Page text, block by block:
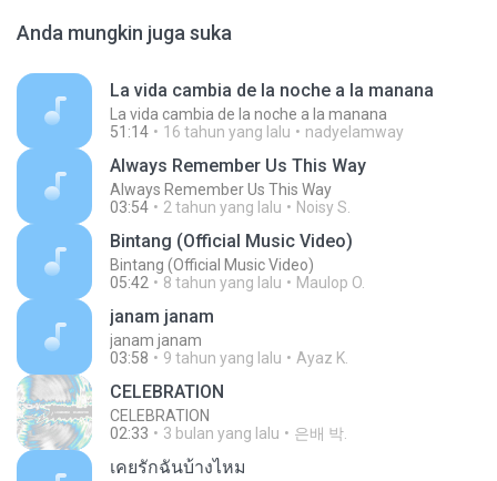
Anda mungkin juga suka
La vida cambia de la noche a la manana
La vida cambia de la noche a la manana
51:14
16 tahun yang lalu nadyelamway
Always Remember Us This Way
Always Remember Us This Way
03:54
2 tahun yang lalu Noisy S.
Bintang (Official Music Video)
Bintang (Official Music Video)
05:42
8 tahun yang lalu Maulop O.
janam janam
janam janam
03:58
9 tahun yang lalu Ayaz K.
CELEBRATION
CELEBRATION
02:33
3 bulan yang lalu 은배 박.
เคยรักฉันบ้างไหม